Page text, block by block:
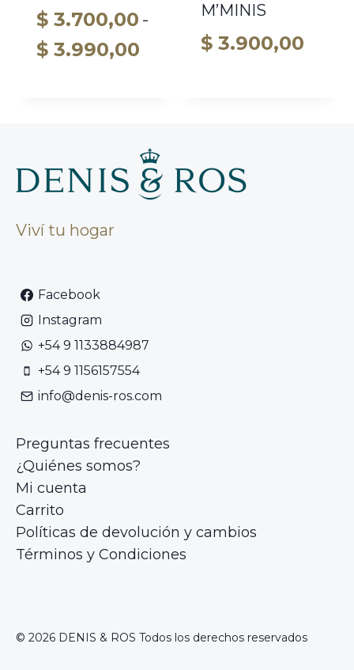
$ 3.700,00 -
$ 3.990,00
$ 3.700,00
hasta
M’MINIS
$ 3.900,00
Viví tu hogar
Facebook
Instagram
+54 9 1133884987
+54 9 1156157554
info@denis-ros.com
Preguntas frecuentes
¿Quiénes somos?
Mi cuenta
Carrito
Políticas de devolución y cambios
Términos y Condiciones
© 2026 DENIS & ROS Todos los derechos reservados